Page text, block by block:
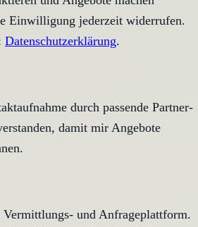
Einwilligung jederzeit widerrufen.
Datenschutzerklärung.
durch passende Partner-
damit mir Angebote
und Anfrageplattform.